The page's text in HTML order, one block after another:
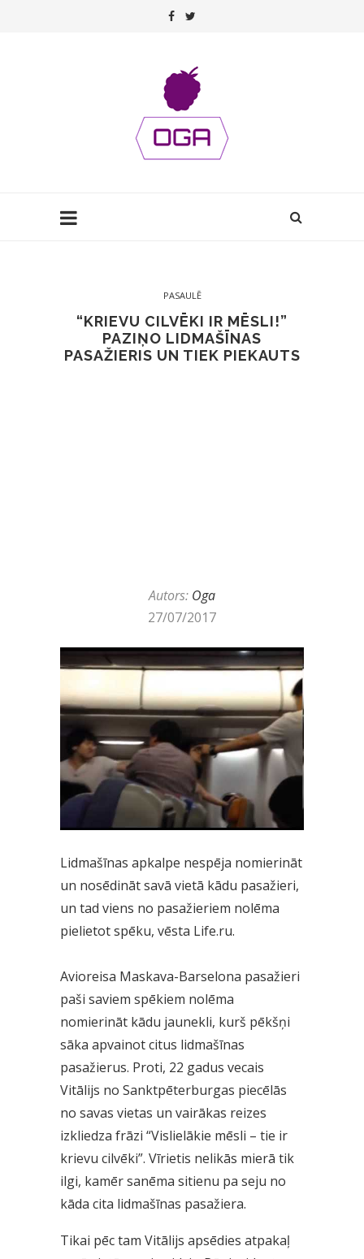
PASAULĒ
“KRIEVU CILVĒKI IR MĒSLI!”
PAZIŅO LIDMAŠĪNAS
PASAŽIERIS UN TIEK PIEKAUTS
Autors: Oga
27/07/2017
Lidmašīnas apkalpe nespēja nomierināt
un nosēdināt savā vietā kādu pasažieri,
un tad viens no pasažieriem nolēma
pielietot spēku, vēsta Life.ru.
Avioreisa Maskava-Barselona pasažieri
paši saviem spēkiem nolēma
nomierināt kādu jaunekli, kurš pēkšņi
sāka apvainot citus lidmašīnas
pasažierus. Proti, 22 gadus vecais
Vitālijs no Sanktpēterburgas piecēlās
no savas vietas un vairākas reizes
izkliedza frāzi “Vislielākie mēsli – tie ir
krievu cilvēki”. Vīrietis nelikās mierā tik
ilgi, kamēr sanēma sitienu pa seju no
kāda cita lidmašīnas pasažiera.
Tikai pēc tam Vitālijs apsēdies atpakaļ